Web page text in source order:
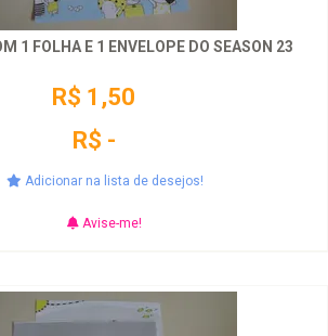
1 FOLHA E 1 ENVELOPE DO SEASON 23
R$ 1,50
R$ -
Adicionar na lista de desejos!
Avise-me!